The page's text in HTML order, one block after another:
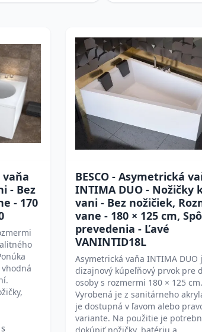
vaňa
- Bez
- 170
BESCO - Asymetrická
INTIMA DUO - Nožičky
vani - Bez nožičiek,
vane - 180 × 125 cm,
prevedenia - Ľavé
VANINTID18L
Asymetrická vaňa INTIMA DUO
dizajnový kúpeľňový prvok pre
osoby s rozmermi 180 × 125 cm.
Vyrobená je z sanitárneho
je dostupná v ľavom alebo
variante. Na použitie je